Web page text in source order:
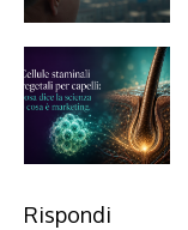
Rispondi